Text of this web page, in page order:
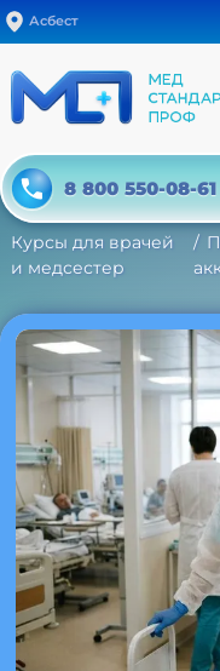
Асбест
8 800 550-08-61
Курсы для врачей
и медсестер